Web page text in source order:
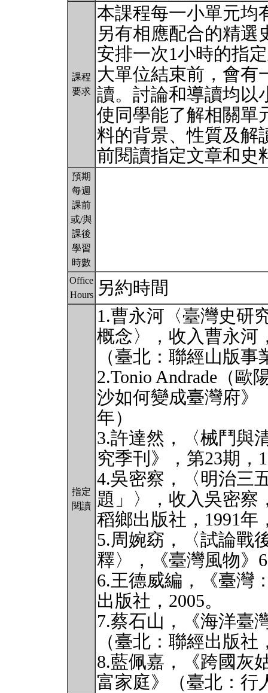
課程
要求
本課程每一小單元均
另有相應配合的精選
安排一次1小時的指
大單位結束前，會有
讀。討論和導讀均以
使同學能了解相關單
料的背景、性質及解
前閱讀指定文章和
預期
每週
課前
或/與
課後
學習
時數
Office
Hours
另約時間
指定
閱讀
1.曹永河〈臺灣史研
概念〉，收入曹永河
（臺北：聯經山版
2.Tonio Andrade（
沙如何變成臺灣府》
年）
3.許達然，〈械鬥與
究季刊》，第23期，
4.吳密察，〈明治三
題」〉，收入吳密察
稻鄉出版社，1991年
5.周婉窈，〈試論戰
釋〉，《臺灣風物》
6.王德威編，《臺灣
出版社，2005。
7.蔡石山，《海洋臺
（臺北：聯經出版社
8.藍佩嘉，《跨國灰
富家庭》（臺北：行